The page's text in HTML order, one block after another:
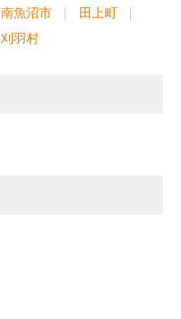
南魚沼市
田上町
刈羽村